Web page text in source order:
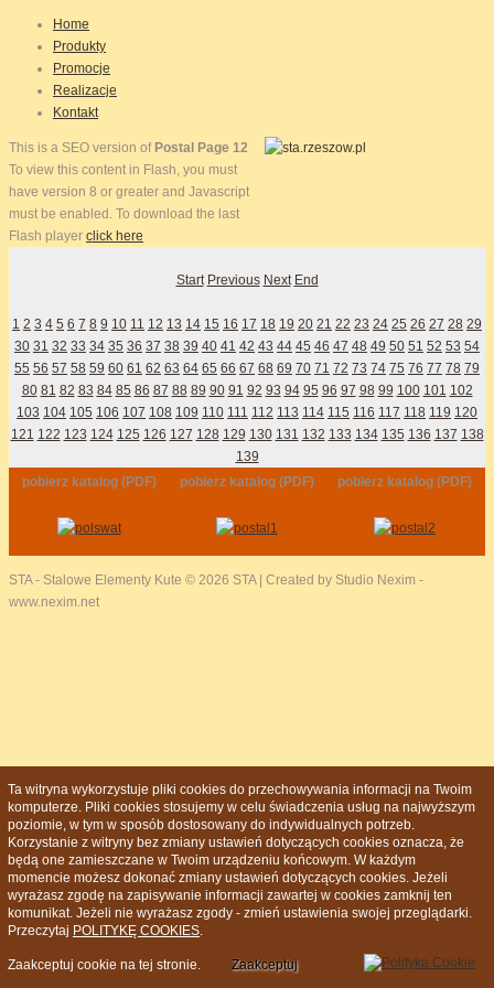
Home
Produkty
Promocje
Realizacje
Kontakt
This is a SEO version of Postal Page 12
To view this content in Flash, you must
have version 8 or greater and Javascript
must be enabled. To download the last
Flash player click here
Start Previous Next End
1 2 3 4 5 6 7 8 9 10 11 12 13 14 15 16 17 18 19 20 21 22 23 24 25 26 27 28 29
30 31 32 33 34 35 36 37 38 39 40 41 42 43 44 45 46 47 48 49 50 51 52 53 54
55 56 57 58 59 60 61 62 63 64 65 66 67 68 69 70 71 72 73 74 75 76 77 78 79
80 81 82 83 84 85 86 87 88 89 90 91 92 93 94 95 96 97 98 99 100 101 102
103 104 105 106 107 108 109 110 111 112 113 114 115 116 117 118 119 120
121 122 123 124 125 126 127 128 129 130 131 132 133 134 135 136 137 138
139
pobierz katalog (PDF)
pobierz katalog (PDF) pobierz katalog (PDF)
STA - Stalowe Elementy Kute © 2026 STA | Created by Studio Nexim -
www.nexim.net
Ta witryna wykorzystuje pliki cookies do przechowywania informacji na Twoim
komputerze. Pliki cookies stosujemy w celu świadczenia usług na najwyższym
poziomie, w tym w sposób dostosowany do indywidualnych potrzeb.
Korzystanie z witryny bez zmiany ustawień dotyczących cookies oznacza, że
będą one zamieszczane w Twoim urządzeniu końcowym. W każdym
momencie możesz dokonać zmiany ustawień dotyczących cookies. Jeżeli
wyrażasz zgodę na zapisywanie informacji zawartej w cookies zamknij ten
komunikat. Jeżeli nie wyrażasz zgody - zmień ustawienia swojej przeglądarki.
Przeczytaj POLITYKĘ COOKIES.
Zaakceptuj cookie na tej stronie. Zaakceptuj